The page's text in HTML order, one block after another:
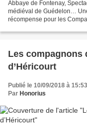
Abbaye de Fontenay,
médiéval de Guédelon…
récompense pour les
Les compagnons
d’Héricourt
Publié le 10/09/2018 à 15:53
Par Honorius